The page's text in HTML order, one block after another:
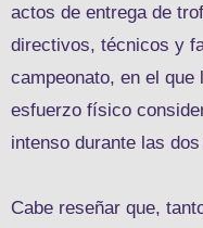
actos de entrega de
directivos, técnicos y
campeonato, en el
esfuerzo físico
intenso durante las
Cabe reseñar que,